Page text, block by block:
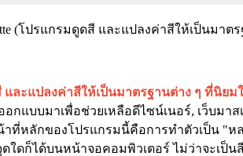
และแปลงค่าสีให้เป็นมาตรฐานต่าง ๆ ที่นิยม
กแบบมาเพื่อช่วยเหลือดีไซน์เนอร์, เว็บมา
าที่หลักของโปรแกรมนี้คือการทำตัวเป็น "ห
ใดก็ได้บนหน้าจอคอมพิวเตอร์ ไม่ว่าจะเป็น